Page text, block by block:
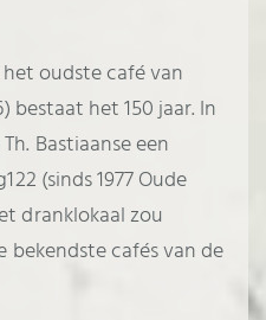
het oudste café van
bestaat het 150 jaar. In
Bastiaanse een
(sinds 1977 Oude
dranklokaal zou
cafés van de